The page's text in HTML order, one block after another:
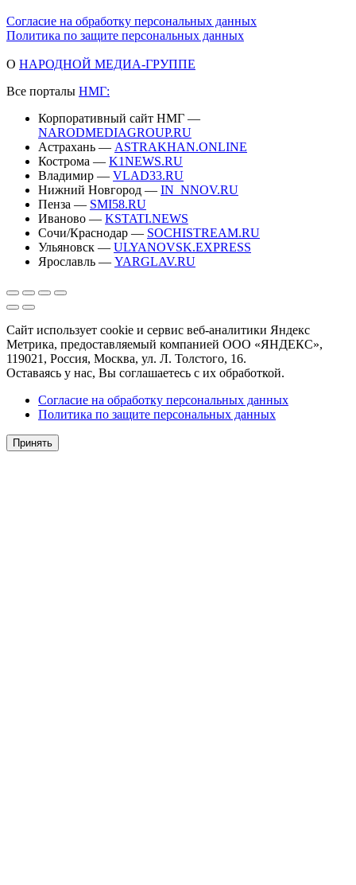
Согласие на обработку персональных данных
Политика по защите персональных данных
О НАРОДНОЙ МЕДИА-ГРУППЕ
Все порталы НМГ:
Корпоративный сайт НМГ —
NARODMEDIAGROUP.RU
Астрахань — ASTRAKHAN.ONLINE
Кострома — K1NEWS.RU
Владимир — VLAD33.RU
Нижний Новгород — IN_NNOV.RU
Пенза — SMI58.RU
Иваново — KSTATI.NEWS
Сочи/Краснодар — SOCHISTREAM.RU
Ульяновск — ULYANOVSK.EXPRESS
Ярославль — YARGLAV.RU
Сайт использует cookie и сервис веб-аналитики Яндекс
Метрика, предоставляемый компанией ООО «ЯНДЕКС»,
119021, Россия, Москва, ул. Л. Толстого, 16.
Оставаясь у нас, Вы соглашаетесь с их обработкой.
Согласие на обработку персональных данных
Политика по защите персональных данных
Принять